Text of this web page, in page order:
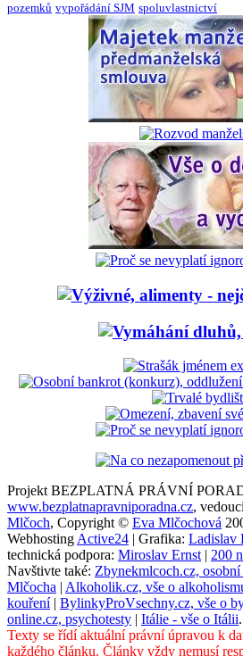
pozemků vypořádání SJM spoluvlastnictví
Projekt BEZPLATNÁ PRÁVNÍ
www.bezplatnapravniporadna.cz,
Mlčoch, Copyright © Eva Mlčochová
WebhostingActive24 | Grafika: Ladislav
technická podpora: Miroslav Ernst| 200
Navštivte také: Zbynekmlcoch.cz,
Mlčocha | Alkoholik.cz, vše o
kouření| BylinkyProVsechny.cz, vše o
online.cz, psychotesty | Itálie - vše o Itálii.
Texty se řídí aktuální právní úpravou k
každého článku. Články vždy nemusí